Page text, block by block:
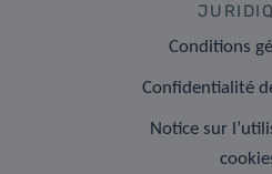
Conditions
Confidentialité
Notice sur